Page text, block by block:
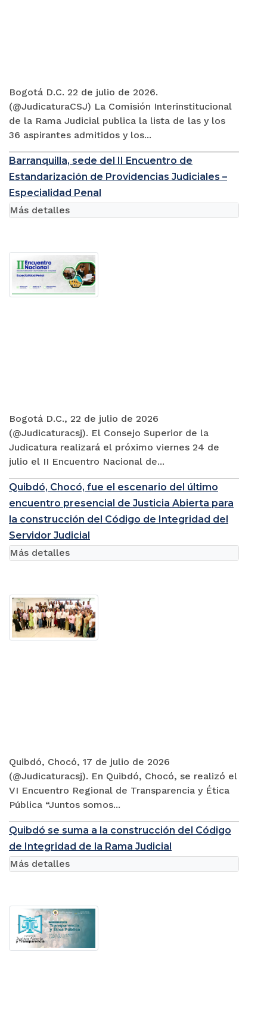
Bogotá D.C. 22 de julio de 2026.
(@JudicaturaCSJ) La Comisión Interinstitucional
de la Rama Judicial publica la lista de las y los
36 aspirantes admitidos y los...
Barranquilla, sede del II Encuentro de
Estandarización de Providencias Judiciales –
Especialidad Penal
Bogotá D.C., 22 de julio de 2026
(@Judicaturacsj). El Consejo Superior de la
Judicatura realizará el próximo viernes 24 de
julio el II Encuentro Nacional de...
Más detalles
Quibdó, Chocó, fue el escenario del último
encuentro presencial de Justicia Abierta para
la construcción del Código de Integridad del
Servidor Judicial
Quibdó, Chocó, 17 de julio de 2026
(@Judicaturacsj). En Quibdó, Chocó, se realizó el
VI Encuentro Regional de Transparencia y Ética
Pública “Juntos somos...
Más detalles
Quibdó se suma a la construcción del Código
de Integridad de la Rama Judicial
Más detalles